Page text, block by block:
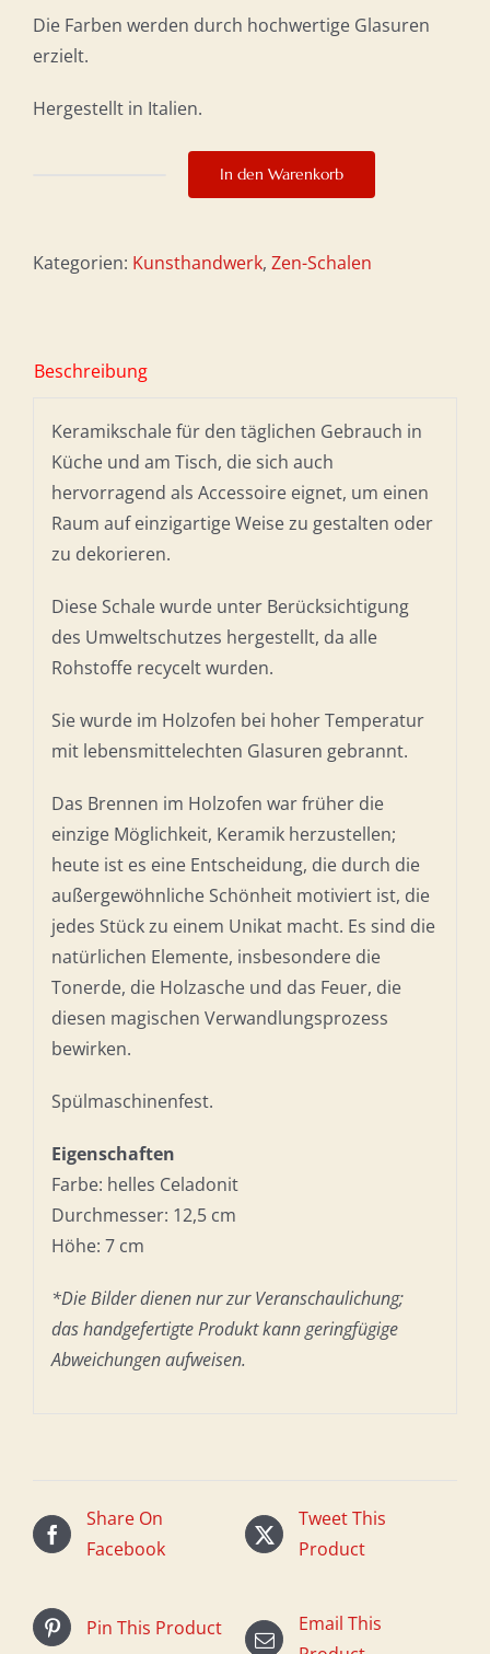
Die Farben werden durch hochwertige Glasuren
erzielt.
Hergestellt in Italien.
hellem
In den Warenkorb
Kategorien: Kunsthandwerk, Zen-Schalen
Beschreibung
Keramikschale für den täglichen Gebrauch in
Küche und am Tisch, die sich auch
hervorragend als Accessoire eignet, um einen
Raum auf einzigartige Weise zu gestalten oder
zu dekorieren.
Diese Schale wurde unter Berücksichtigung
des Umweltschutzes hergestellt, da alle
Rohstoffe recycelt wurden.
Sie wurde im Holzofen bei hoher Temperatur
mit lebensmittelechten Glasuren gebrannt.
Das Brennen im Holzofen war früher die
einzige Möglichkeit, Keramik herzustellen;
heute ist es eine Entscheidung, die durch die
außergewöhnliche Schönheit motiviert ist, die
jedes Stück zu einem Unikat macht. Es sind die
natürlichen Elemente, insbesondere die
Tonerde, die Holzasche und das Feuer, die
diesen magischen Verwandlungsprozess
bewirken.
Spülmaschinenfest.
Eigenschaften
Farbe: helles Celadonit
Durchmesser: 12,5 cm
Höhe: 7 cm
*Die Bilder dienen nur zur Veranschaulichung;
das handgefertigte Produkt kann geringfügige
Abweichungen aufweisen.
Share On
Facebook
Tweet This
Product
Pin This Product
Email This